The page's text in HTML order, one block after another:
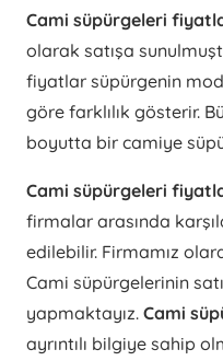
Cami süpürgeleri
olarak satışa
fiyatlar süpürgenin
göre farklılık gösterir.
boyutta bir camiye
Cami süpürgeleri
firmalar arasında
edilebilir. Firmamız
Cami süpürgelerinin
yapmaktayız. Cami
ayrıntılı bilgiye sahip